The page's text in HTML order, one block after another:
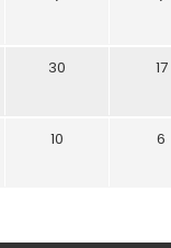
17
30
6
10